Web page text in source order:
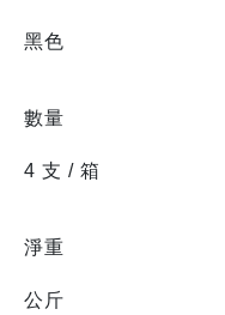
黑色
數量
4 支 / 箱
淨重
公斤